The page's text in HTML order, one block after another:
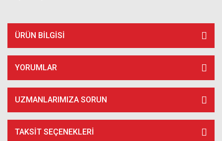
ÜRÜN BILGISI
YORUMLAR
UZMANLARIMIZA SORUN
TAKSIT SEÇENEKLERI